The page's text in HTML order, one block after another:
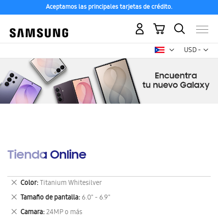
Aceptamos las principales tarjetas de crédito.
USD -
dólar
Mi carrito
Tienda Online
Color Titanium Whitesilver
Eliminar
este
artículo
Tamaño de pantalla 6.0" - 6.9"
Eliminar
este
Camara 24MP o más
Eliminar